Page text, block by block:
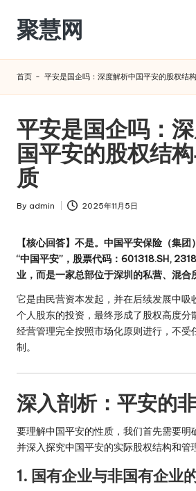
Skip
content
聚慧网
首页 - 平安是国企吗：深度解析中国平安的股权结
平安是国企吗：
国平安的股权结
质
Posted
By admin 2025年11月5日
【核心回答】不是。中国平安保险（集
“中国平安”，股票代码：601318.SH,
业，而是一家总部位于深圳的私营、混合
它是由民营资本发起，并在后续发展中吸
个人股东的投资，最终形成了股权高度分
经营管理完全按照市场化原则进行，不受
制。
深入剖析：平安的
要理解中国平安的性质，我们首先需要明
并深入探究中国平安的实际股权结构和管
1. 国有企业与非国有企业